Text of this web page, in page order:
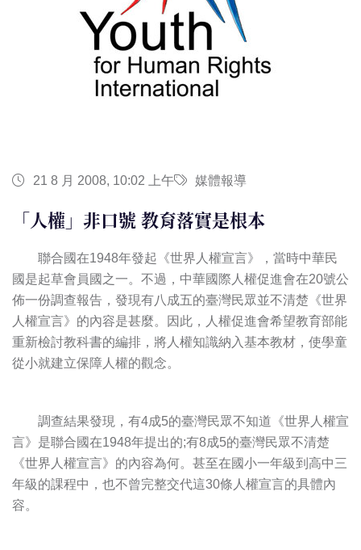
21 8 月 2008, 10:02 上午 媒體報導
「人權」非口號 教育落實是根本
聯合國在1948年發起 《世界人權宣言》
，當時中華民
國是起草會員國之一。不過，中華國際人權促進會在20號公
佈一份調查報告，發現有八成五的臺灣民眾並不清楚 《世界
人權宣言》 的內容是甚麼。因此，人權促進會希望教育部能
重新檢討教科書的編排，將人權知識納入基本教材，使學童
從小就建立保障人權的觀念。
調查結果發現，有4成5的臺灣民眾不知道 《世界人權宣
言》 是聯合國在1948年提出的;有8成5的臺灣民眾不清楚
《世界人權宣言》 的內容為何。甚至在國小一年級到高中三
年級的課程中，也不曾完整交代這30條人權宣言的具體內
容。